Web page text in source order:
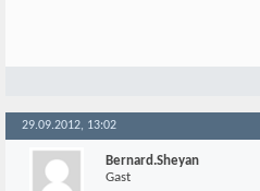
29.09.2012, 13:02
Bernard.Sheyan
Gast